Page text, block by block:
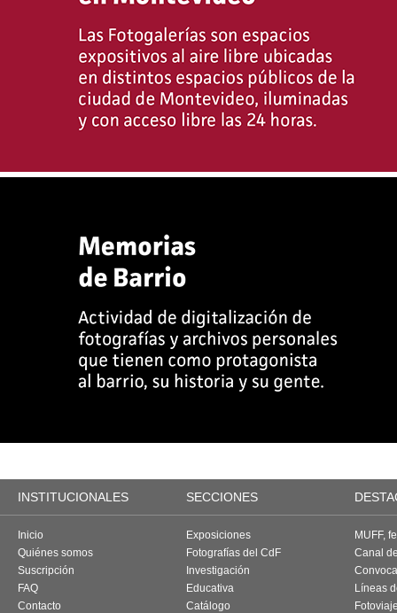
INSTITUCIONALES SECCIONES
Inicio
Quiénes somos
Suscripción
FAQ
Contacto
Exposiciones
Fotografías del CdF
Investigación
Educativa
Catálogo
MUFF,
Canal
Líneas